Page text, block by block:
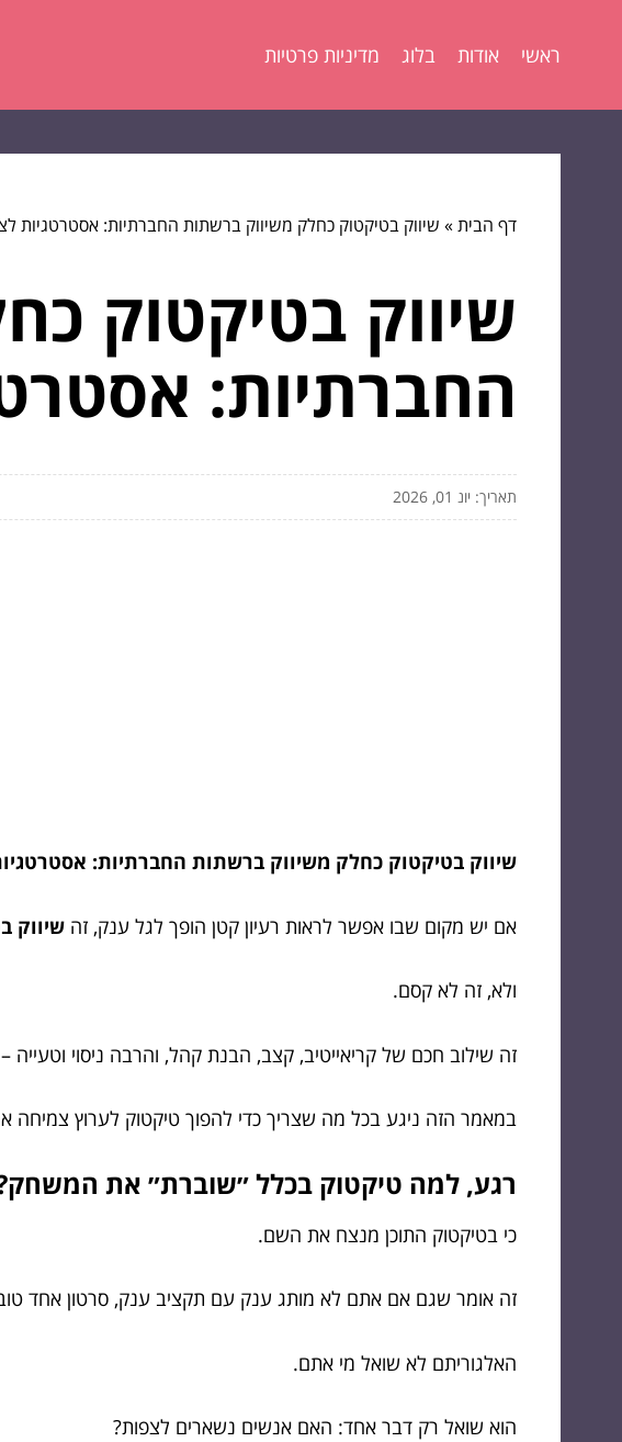
ראשי אודות בלוג מדיניות פרטיות
דף הבית» שיווק בטיקטוק כחלק משיווק ברשתות החברתיות: אסטרטגיות
שיווק בטיקטוק
החברתיות:
תאריך: יונ 01, 2026
שיווק בטיקטוק כחלק משיווק ברשתות החברתיות:
אם יש מקום שבו אפשר לראות רעיון קטן הופך לגל ענק, זה שיווק
ולא, זה לא קסם.
זה שילוב חכם של קריאייטיב, קצב, הבנת קהל, והרבה ניסוי וטעייה
במאמר הזה ניגע בכל מה שצריך כדי להפוך טיקטוק לערוץ
רגע, למה טיקטוק בכלל ״שוברת״ את
כי בטיקטוק התוכן מנצח את השם.
זה אומר שגם אם אתם לא מותג ענק עם תקציב ענק, סרטון אחד טוב
האלגוריתם לא שואל מי אתם.
הוא שואל רק דבר אחד: האם אנשים נשארים לצפות?